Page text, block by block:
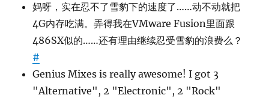
妈呀，实在忍不了雪豹下的速度了……动不动就把
4G内存吃满。弄得我在VMware Fusion里面跟
486SX似的……还有理由继续忍受雪豹的浪费么？
#
Genius Mixes is really awesome! I got 3
"Alternative", 2 "Electronic", 2 "Rock"